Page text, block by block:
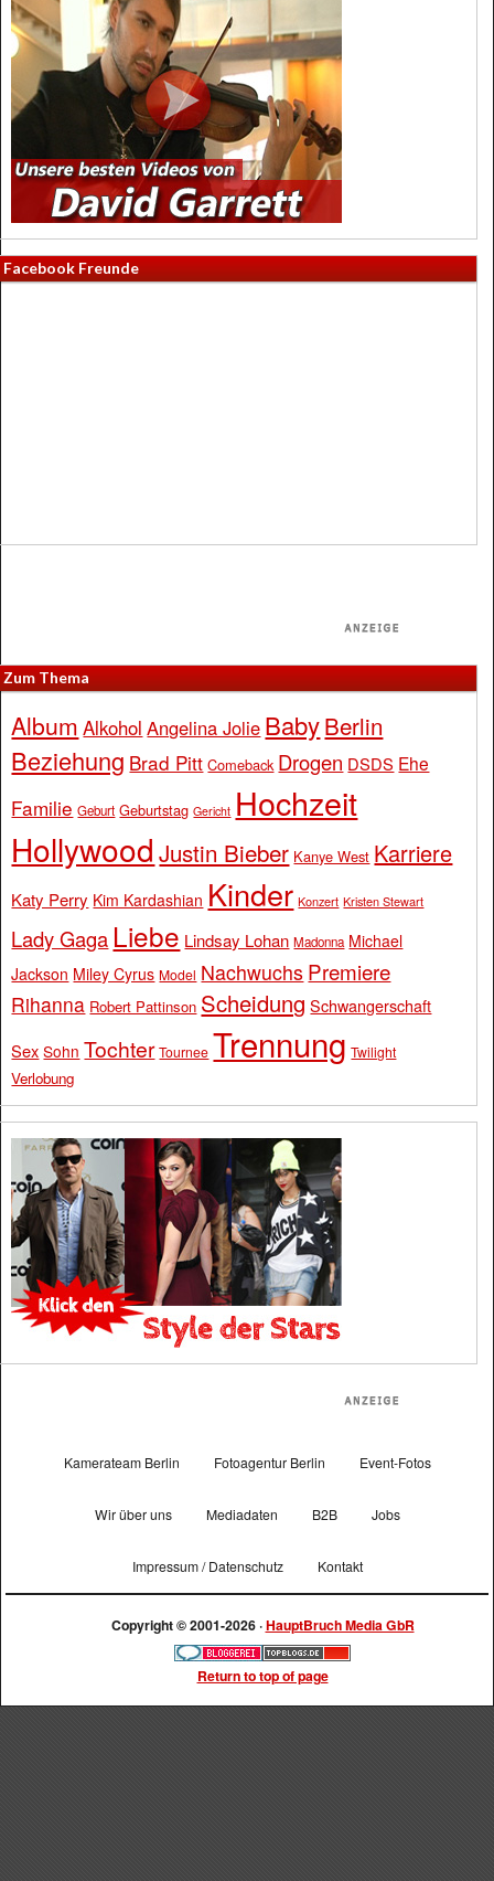
Facebook Freunde
Zum Thema
Album Alkohol Angelina Jolie BabyBerlin
Beziehung Brad Pitt Comeback Drogen DSDS Ehe
Familie Geburt Geburtstag Gericht Hochzeit
Hollywood Justin Bieber Kanye West Karriere
Katy Perry Kim Kardashian Kinder Konzert Kristen Stewart
Lady Gaga Liebe Lindsay Lohan Madonna Michael
Jackson Miley Cyrus Model Nachwuchs Premiere
Rihanna Robert Pattinson Scheidung Schwangerschaft
Sex Sohn Tochter Tournee Trennung Twilight
Verlobung
Kamerateam Berlin Fotoagentur Berlin Event-Fotos
Wir über uns Mediadaten B2B Jobs
Impressum / Datenschutz Kontakt
Copyright © 2001-2026 ·HauptBruch Media GbR
Return to top of page